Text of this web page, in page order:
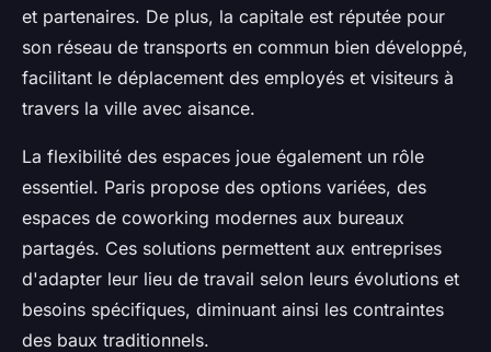
et partenaires. De plus, la capitale est réputée pour
son réseau de transports en commun bien développé,
facilitant le déplacement des employés et visiteurs à
travers la ville avec aisance.
La flexibilité des espaces joue également un rôle
essentiel. Paris propose des options variées, des
espaces de coworking modernes aux bureaux
partagés. Ces solutions permettent aux entreprises
d'adapter leur lieu de travail selon leurs évolutions et
besoins spécifiques, diminuant ainsi les contraintes
des baux traditionnels.